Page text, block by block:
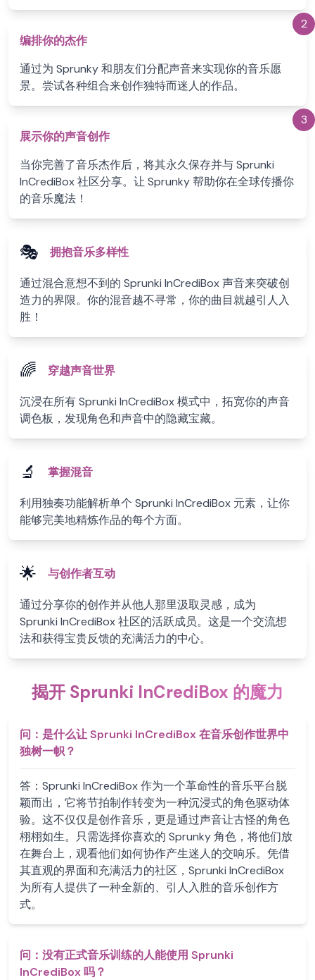
2
编排你的杰作
通过为 Sprunky 和朋友们分配声音来实现你的音乐愿
景。尝试各种组合来创作独特而迷人的作品。
3
展示你的声音创作
当你完善了音乐杰作后，将其永久保存并与 Sprunki
InCrediBox 社区分享。让 Sprunky 帮助你在全球传播你
的音乐魔法！
🎭 拥抱音乐多样性
通过混合意想不到的 Sprunki InCrediBox 声音来突破创
造力的界限。你的混音越不寻常，你的曲目就越引人入
胜！
🌈 穿越声音世界
沉浸在所有 Sprunki InCrediBox 模式中，拓宽你的声音
调色板，发现角色和声音中的隐藏宝藏。
🔬 掌握混音
利用独奏功能解析单个 Sprunki InCrediBox 元素，让你
能够完美地精炼作品的每个方面。
🌟 与创作者互动
通过分享你的创作并从他人那里汲取灵感，成为
Sprunki InCrediBox 社区的活跃成员。这是一个交流想
法和获得宝贵反馈的充满活力的中心。
揭开 Sprunki InCrediBox 的魔力
问： 是什么让 Sprunki InCrediBox 在音乐创作世界中
独树一帜？
答： Sprunki InCrediBox 作为一个革命性的音乐平台脱
颖而出，它将节拍制作转变为一种沉浸式的角色驱动体
验。这不仅仅是创作音乐，更是通过声音让古怪的角色
栩栩如生。只需选择你喜欢的 Sprunky 角色，将他们放
在舞台上，观看他们如何协作产生迷人的交响乐。凭借
其直观的界面和充满活力的社区，Sprunki InCrediBox
为所有人提供了一种全新的、引人入胜的音乐创作方
式。
问： 没有正式音乐训练的人能使用 Sprunki
InCrediBox 吗？